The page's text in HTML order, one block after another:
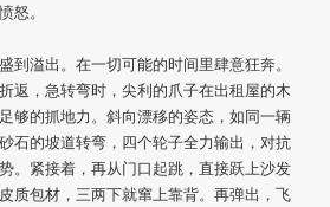
怒。
到溢出。在一切可能的时间里肆意狂奔。
返，急转弯时，尖利的爪子在出租屋的木
够的抓地力。斜向漂移的姿态，如同一辆
石的坡道转弯，四个轮子全力输出，对抗
。紧接着，再从门口起跳，直接跃上沙发
质包材，三两下就窜上靠背。再弹出，飞